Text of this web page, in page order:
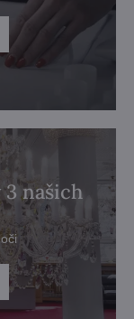
našich